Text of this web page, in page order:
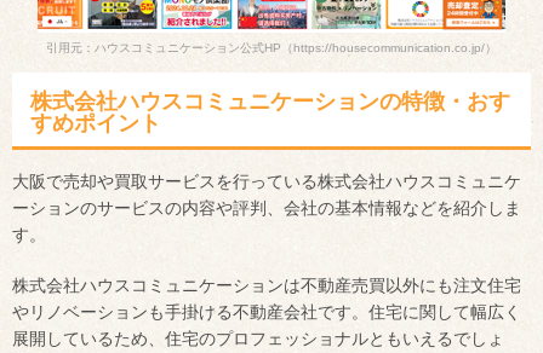
引用元：ハウスコミュニケーション公式HP （https://housecommunication.co.jp/）
株式会社ハウスコミュニケーションの特徴・おす
すめポイント
大阪で売却や買取サービスを行っている株式会社ハウスコミュニケ
ーションのサービスの内容や評判、会社の基本情報などを紹介しま
す。
株式会社ハウスコミュニケーションは不動産売買以外にも注文住宅
やリノベーションも手掛ける不動産会社です。住宅に関して幅広く
展開しているため、住宅のプロフェッショナルともいえるでしょ